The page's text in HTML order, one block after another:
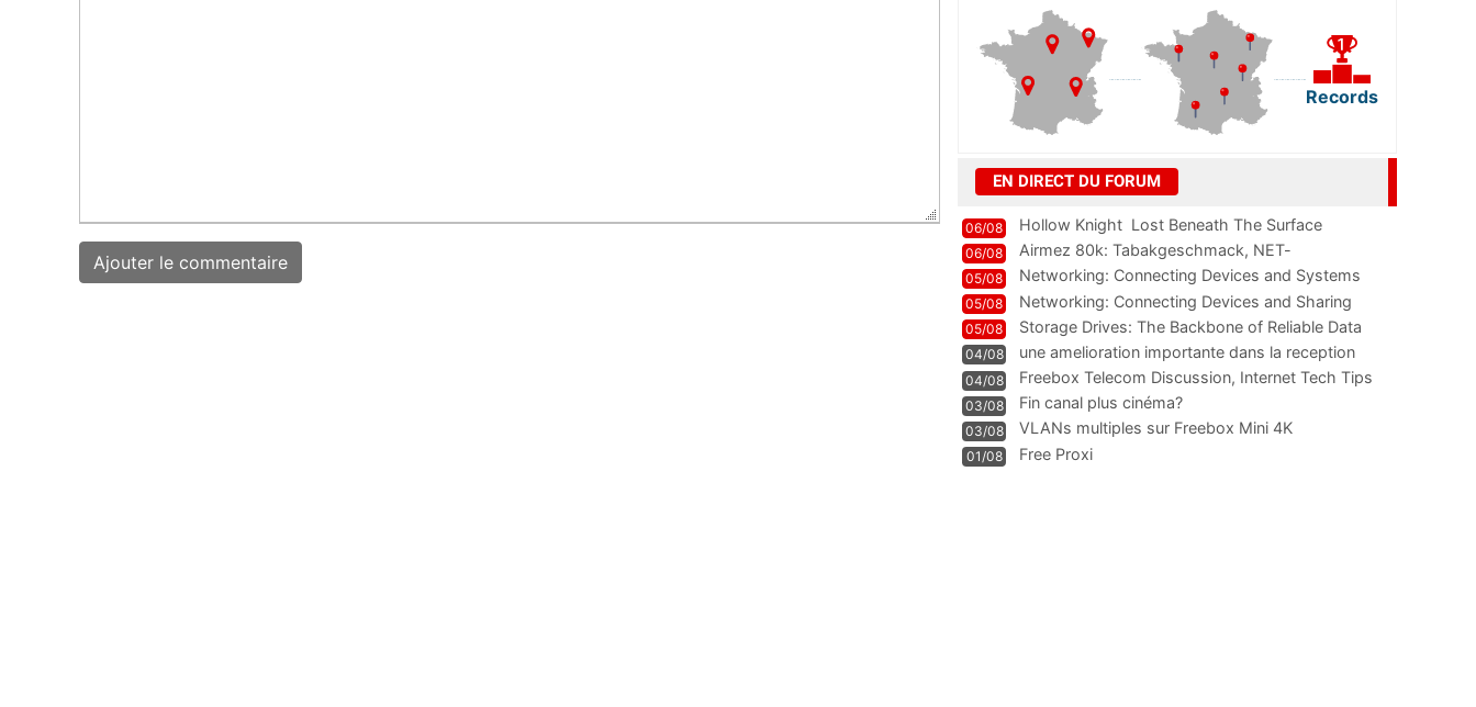
Records
EN DIRECT DU FORUM
06/08 Hollow Knight  Lost Beneath The Surface
06/08
Airmez 80k: Tabakgeschmack, NET-
Technologie und Leistung im
05/08 Networking: Connecting Devices and Systems
05/08
Networking: Connecting Devices and Sharing
Information
05/08
Storage Drives: The Backbone of Reliable Data
Management
04/08
une amelioration importante dans la reception
WIFI
04/08
Freebox Telecom Discussion, Internet Tech Tips
Communi
03/08 Fin canal plus cinéma?
03/08 VLANs multiples sur Freebox Mini 4K
01/08 Free Proxi